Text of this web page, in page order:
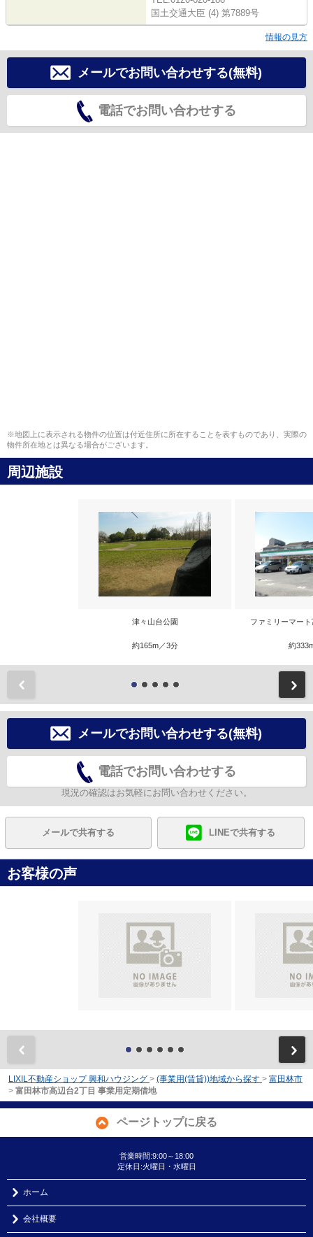
国土交通大臣 (4) 第7889号
情報の見方
メールでお問い合わせする(無料)
電話でお問い合わせする
※地図上に表示される物件の位置は付近住所に所在することを表すものであり、実際の
物件所在地とは異なる場合がございます。
周辺施設
津々山台公園
約165m／3分
ファミリーマー
約
メールでお問い合わせする(無料)
電話でお問い合わせする
現況の確認はお気軽にお問い合わせください。
メールで共有する LINEで共有する
お客様の声
LIXIL不動産ショップ 興和ハウジング > (事業用(賃貸))地域から探す > 富田林市
> 富田林市高辺台2丁目 事業用定期借地
ページトップに戻る
営業時間:9:00～18:00
定休日:火曜日・水曜日
ホーム
会社概要